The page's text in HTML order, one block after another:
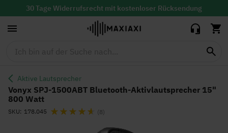
30 Tage Widerrufsrecht mit kostenloser Rücksendung
Lieferzeit: 1-2 Werktage
Aktive Lautsprecher
Aktivlautsprecher
15" 800 Watt
Vonyx SPJ-1500ABT Bluetooth-Aktivlautsprecher 15"
800 Watt
SKU 178.045 Bewertung: (8)